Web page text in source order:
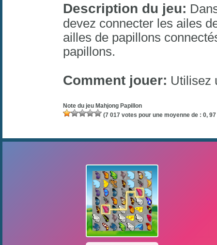
Description du jeu:
devez connecter les ailes
ailles de papillons
papillons.
Comment jouer: Utilisez
Note du jeu Mahjong Papillon
(7 017 votes pour une moyenne de : 0, 97